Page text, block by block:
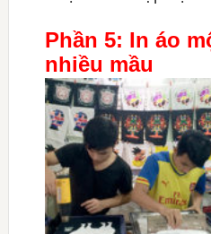
Phần 5: In áo
nhiều mầu